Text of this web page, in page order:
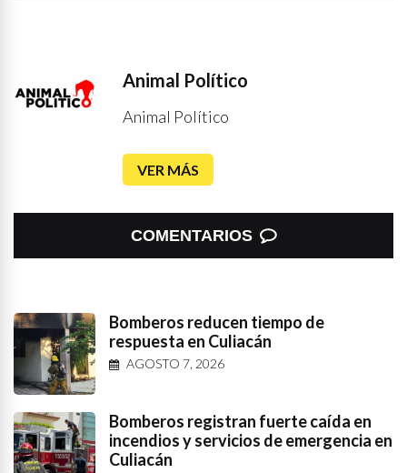
Animal Político
Animal Político
VER MÁS
COMENTARIOS
Bomberos reducen tiempo de
respuesta en Culiacán
AGOSTO 7, 2026
Bomberos registran fuerte caída en
incendios y servicios de emergencia en
Culiacán